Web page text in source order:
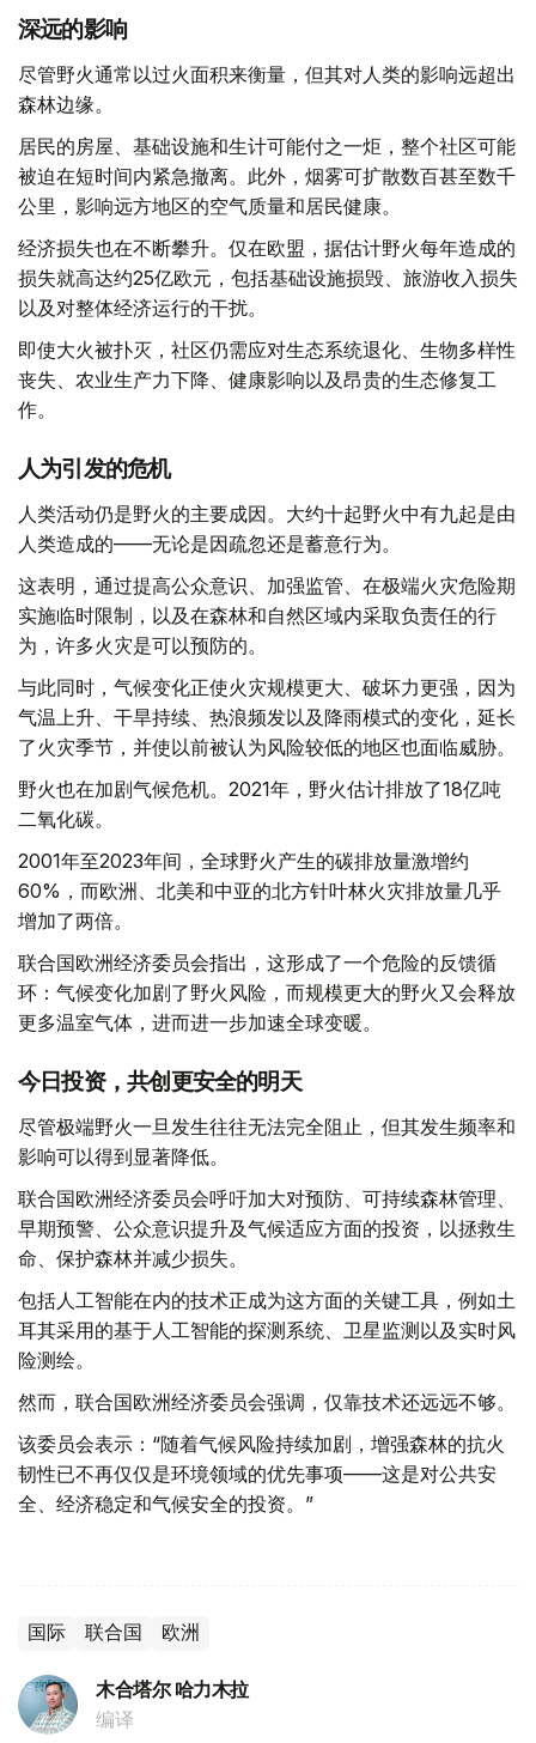
深远的影响
尽管野火通常以过火面积来衡量，但其对人类的影响远超出
森林边缘。
居民的房屋、基础设施和生计可能付之一炬，整个社区可能
被迫在短时间内紧急撤离。此外，烟雾可扩散数百甚至数千
公里，影响远方地区的空气质量和居民健康。
经济损失也在不断攀升。仅在欧盟，据估计野火每年造成的
损失就高达约25亿欧元，包括基础设施损毁、旅游收入损失
以及对整体经济运行的干扰。
即使大火被扑灭，社区仍需应对生态系统退化、生物多样性
丧失、农业生产力下降、健康影响以及昂贵的生态修复工
作。
人为引发的危机
人类活动仍是野火的主要成因。大约十起野火中有九起是由
人类造成的——无论是因疏忽还是蓄意行为。
这表明，通过提高公众意识、加强监管、在极端火灾危险期
实施临时限制，以及在森林和自然区域内采取负责任的行
为，许多火灾是可以预防的。
与此同时，气候变化正使火灾规模更大、破坏力更强，因为
气温上升、干旱持续、热浪频发以及降雨模式的变化，延长
了火灾季节，并使以前被认为风险较低的地区也面临威胁。
野火也在加剧气候危机。2021年，野火估计排放了18亿吨
二氧化碳。
2001年至2023年间，全球野火产生的碳排放量激增约
60%，而欧洲、北美和中亚的北方针叶林火灾排放量几乎
增加了两倍。
联合国欧洲经济委员会指出，这形成了一个危险的反馈循
环：气候变化加剧了野火风险，而规模更大的野火又会释放
更多温室气体，进而进一步加速全球变暖。
今日投资，共创更安全的明天
尽管极端野火一旦发生往往无法完全阻止，但其发生频率和
影响可以得到显著降低。
联合国欧洲经济委员会呼吁加大对预防、可持续森林管理、
早期预警、公众意识提升及气候适应方面的投资，以拯救生
命、保护森林并减少损失。
包括人工智能在内的技术正成为这方面的关键工具，例如土
耳其采用的基于人工智能的探测系统、卫星监测以及实时风
险测绘。
然而，联合国欧洲经济委员会强调，仅靠技术还远远不够。
该委员会表示：“随着气候风险持续加剧，增强森林的抗火
韧性已不再仅仅是环境领域的优先事项——这是对公共安
全、经济稳定和气候安全的投资。”
国际 联合国 欧洲
木合塔尔 哈力木拉
编译